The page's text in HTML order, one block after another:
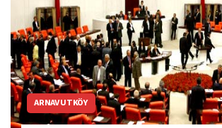
ARNAVUTKÖY